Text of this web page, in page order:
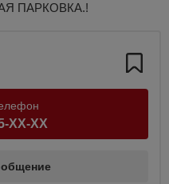
ПАРКОВКА.!
XX-XX